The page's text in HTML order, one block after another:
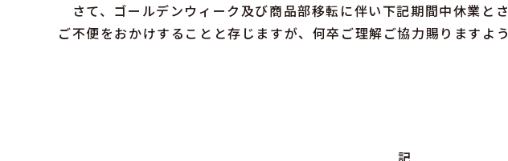
さて、ゴールデンウィーク及び商品部移転に伴い下記期間中休業とさ
ご不便をおかけすることと存じますが、何卒ご理解ご協力賜りますよ
記